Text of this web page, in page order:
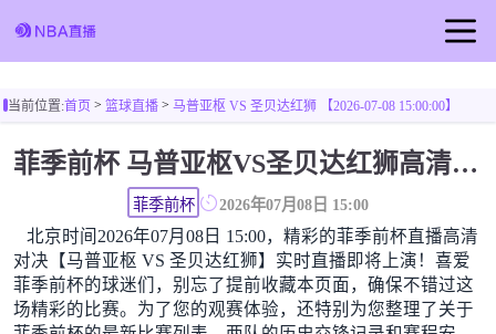
篮球直播
当前位置:首页> 篮球直播> 马普亚枢 VS 圣贝达红狮 【2026-07-08 15:00:00】
菲季前杯 马普亚枢VS圣贝达红狮高清直播免费观看
菲季前杯 2026年07月08日 15:00
北京时间2026年07月08日 15:00，精彩的菲季前杯直播高清
对决【马普亚枢 VS 圣贝达红狮】实时直播即将上演！喜爱
菲季前杯的球迷们，别忘了提前收藏本页面，确保不错过这
场精彩的比赛。为了您的观赛体验，还特别为您整理了关于